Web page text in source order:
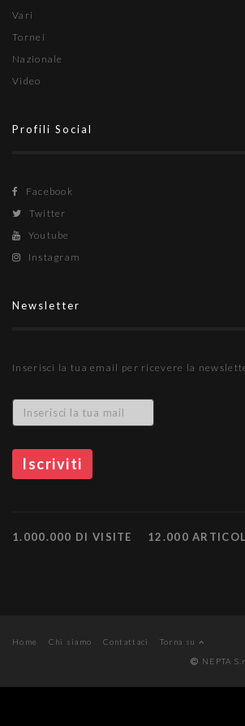
Vari
Tornei
Nazionale
Video
Profili Social
Facebook
Twitter
Youtube
Instagram
Newsletter
Inserisci la tua email per ricevere la
1.000.000 DI VISITE 12.000
Home Chi siamo Contattaci
Torna su
NEPTA